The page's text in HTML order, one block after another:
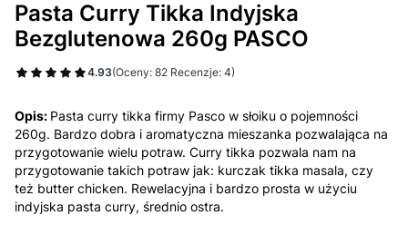
Pasta Curry Tikka Indyjska
Bezglutenowa 260g PASCO
4.93(Oceny: 82 Recenzje: 4)
Opis: Pasta curry tikka firmy Pasco w słoiku o pojemności
260g. Bardzo dobra i aromatyczna mieszanka pozwalająca na
przygotowanie wielu potraw. Curry tikka pozwala nam na
przygotowanie takich potraw jak: kurczak tikka masala, czy
też butter chicken. Rewelacyjna i bardzo prosta w użyciu
indyjska pasta curry, średnio ostra.